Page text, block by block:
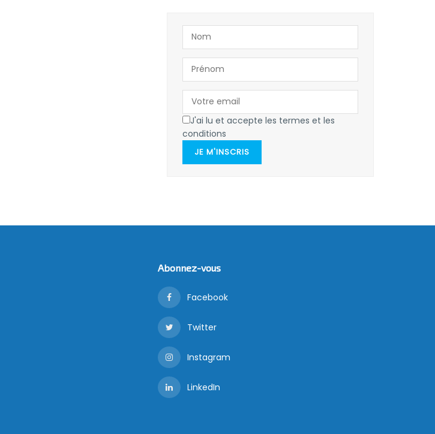
J'ai lu et accepte les termes et les
conditions
JE M'INSCRIS
Abonnez-vous
Facebook
Twitter
Instagram
LinkedIn